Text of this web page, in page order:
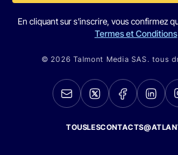
En cliquant sur s'inscrire, vous confirmez
Termes et Conditions
© 2026 Talmont Media SAS. tous